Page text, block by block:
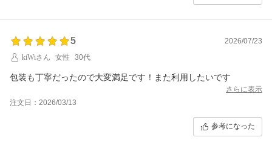
5
2026/07/23
kiWiさん
女性 30代
包装も丁寧だったので大変満足です！また利用したいです
さらに表示
注文日：2026/03/13
参考になった